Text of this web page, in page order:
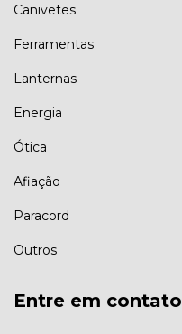
Canivetes
Ferramentas
Lanternas
Energia
Ótica
Afiação
Paracord
Outros
Entre em contato